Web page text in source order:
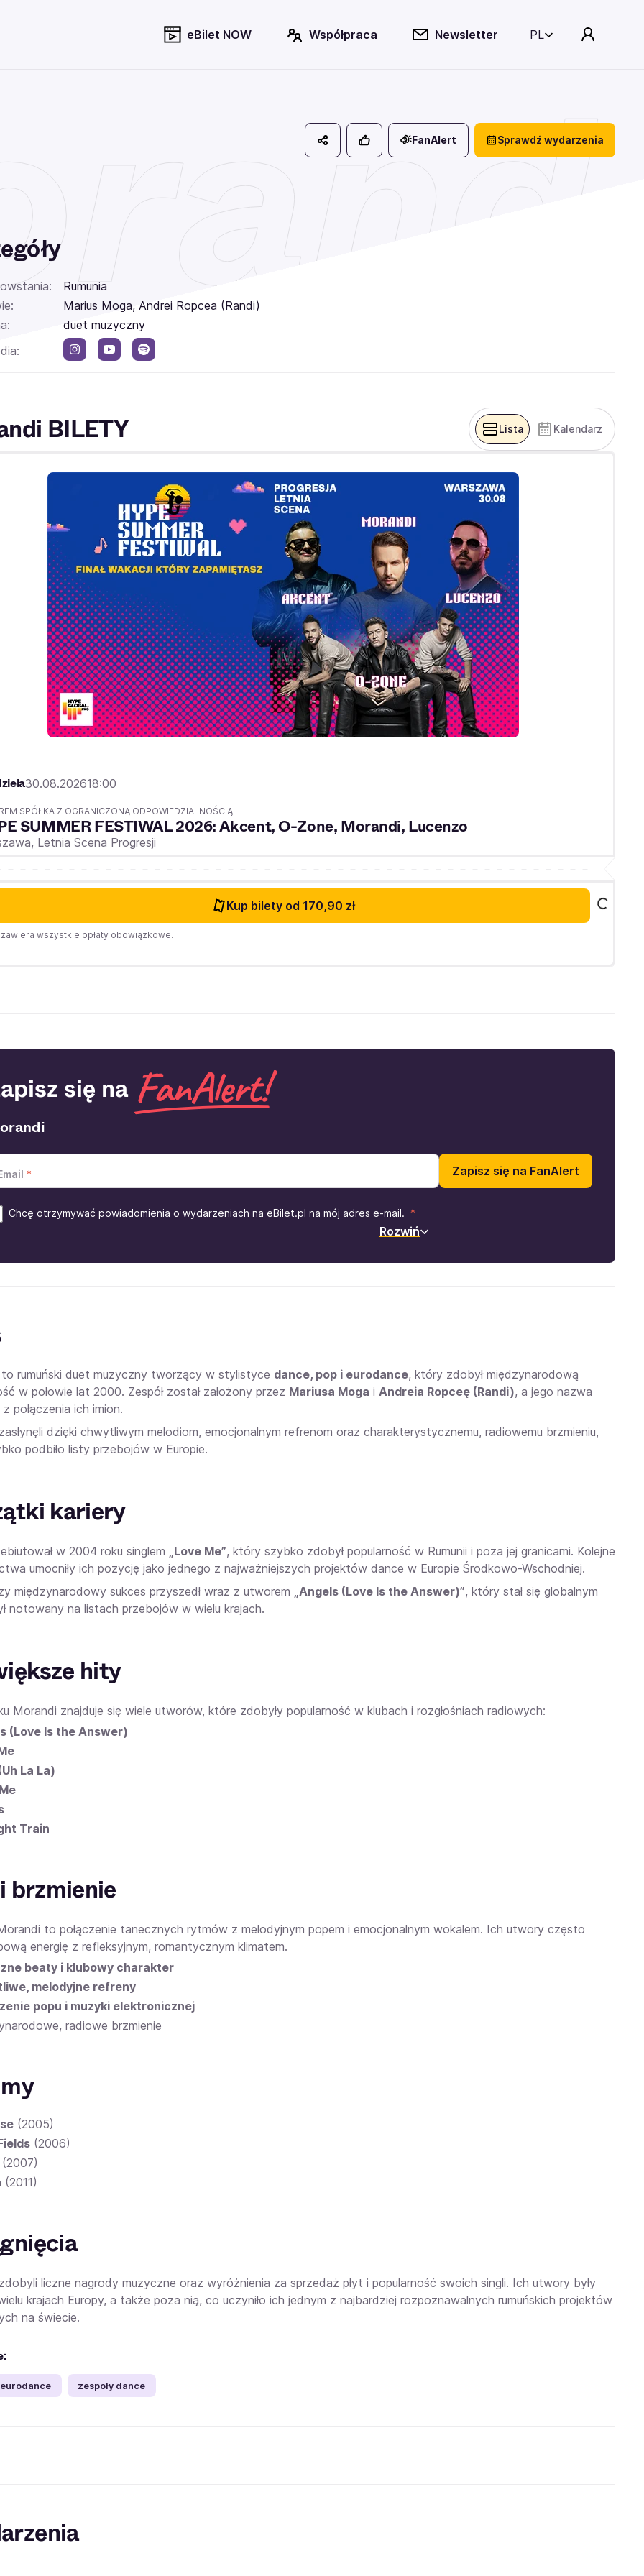
eBilet NOW Współpraca Newsletter PL
FanAlert Sprawdź wydarzenia
Rumunia
Marius Moga, Andrei Ropcea (Randi)
duet muzyczny
BILETY Lista Kalendarz
30.08.202618:00
SPÓŁKA Z OGRANICZONĄ ODPOWIEDZIALNOŚCIĄ
SUMMER FESTIWAL 2026: Akcent, O-Zone, Morandi, Lucenzo
Letnia Scena Progresji
Kup bilety od 170,90 zł
wszystkie opłaty obowiązkowe.
się na
Zapisz się na FanAlert
Chcę otrzymywać powiadomienia o wydarzeniach na eBilet.pl na mój adres e-mail.
Rozwiń
rumuński duet muzyczny tworzący w stylistyce dance, pop i eurodance, który zdobył międzynarodową
w połowie lat 2000. Zespół został założony przez Mariusa Moga i Andreia Ropceę (Randi), a jego nazwa
połączenia ich imion.
dzięki chwytliwym melodiom, emocjonalnym refrenom oraz charakterystycznemu, radiowemu brzmieniu,
podbiło listy przebojów w Europie.
kariery
w 2004 roku singlem „Love Me”, który szybko zdobył popularność w Rumunii i poza jej granicami. Kolejne
umocniły ich pozycję jako jednego z najważniejszych projektów dance w Europie Środkowo-Wschodniej.
międzynarodowy sukces przyszedł wraz z utworem „Angels (Love Is the Answer)”, który stał się globalnym
notowany na listach przebojów w wielu krajach.
hity
Morandi znajduje się wiele utworów, które zdobyły popularność w klubach i rozgłośniach radiowych:
(Love Is the Answer)
La La)
Train
brzmienie
to połączenie tanecznych rytmów z melodyjnym popem i emocjonalnym wokalem. Ich utwory często
energię z refleksyjnym, romantycznym klimatem.
beaty i klubowy charakter
melodyjne refreny
popu i muzyki elektronicznej
radiowe brzmienie
(2005)
(2006)
(2011)
liczne nagrody muzyczne oraz wyróżnienia za sprzedaż płyt i popularność swoich singli. Ich utwory były
krajach Europy, a także poza nią, co uczyniło ich jednym z najbardziej rozpoznawalnych rumuńskich projektów
na świecie.
eurodance zespoły dance